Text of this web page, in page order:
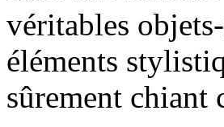
véritables
éléments
sûrement chiant